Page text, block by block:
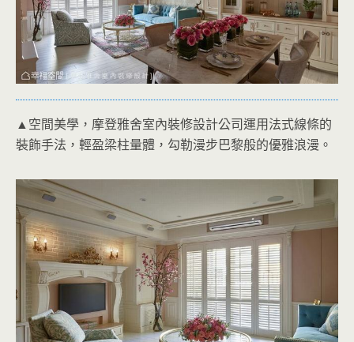
▲空間美學，摩登雅舍室內裝修設計公司運用法式線條的
裝飾手法，輕盈梁柱量體，勾勒漫步巴黎般的優雅浪漫。